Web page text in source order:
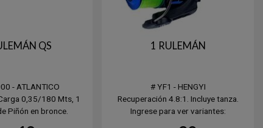
QS
- ATLANTICO
0,35/180 Mts, 1
Piñón en bronce.
1 RULEMÁN
# YF1 - HENGYI
Recuperación 4.8:1. Incluye tanza.
Ingrese para ver variantes: